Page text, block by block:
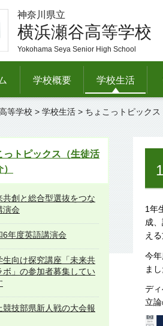
神奈川県立
横浜瀬谷高等学校
Yokohama Seya Senior High School
学校概要 学校生活
等学校 > 学校生活 > ちょこっトピックス
っトピックス（生徒活
共創と総合型選抜をつな
演会
6年度英語講演会
生向け探究講座「未来共
ボ」の参加者募集してい
競技部県新人戦の大会報
1年
成
え
今
まし
デ
立